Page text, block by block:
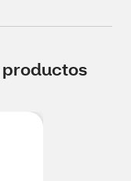
productos